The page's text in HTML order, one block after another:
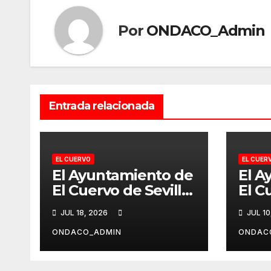
Por ONDACO_Admin
Entrada relacionada
EL CUERVO
El Ayuntamiento de
El Cuervo de Sevilla
invierte 200.000€
para la ampliación
del cementerio
municipa
JUL 18, 2026
ONDACO_ADMIN
EL
El
El
JUL